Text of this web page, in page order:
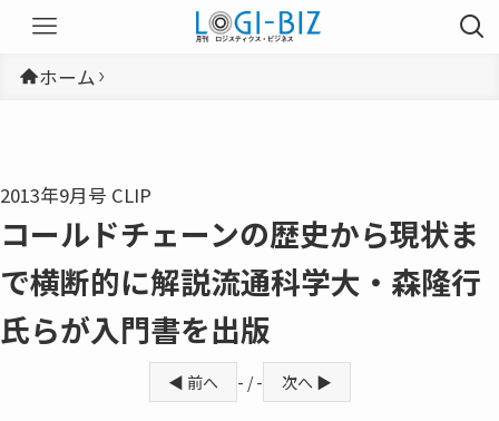
ホーム
2013年9月号 CLIP
コールドチェーンの歴史から現状ま
で横断的に解説流通科学大・森隆行
氏らが入門書を出版
◀ 前へ - / - 次へ ▶